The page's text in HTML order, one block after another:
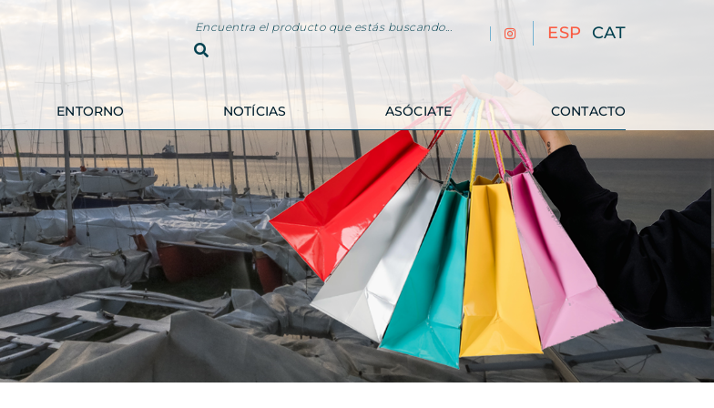
Encuentra el producto que estás buscando... ESP CAT
Y
CEL
HOSTELERÍA
DÈRIA
COSTA BRAVA
CAN DOLPINO
CAFETERÍA SANT
ANTONI
GAVARRES
IL PADRINO
ENTORNO NOTÍCIAS ASÓCIATE CONTACTO